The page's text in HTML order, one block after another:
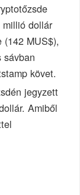
millió dollár
MUS$),
sávban
követ.
jegyzett
Amiből